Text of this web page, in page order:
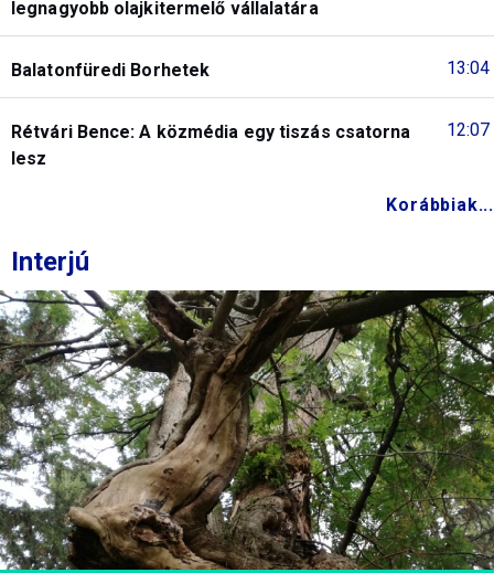
legnagyobb olajkitermelő vállalatára
13:04
Balatonfüredi Borhetek
12:07
Rétvári Bence: A közmédia egy tiszás csatorna
lesz
Korábbiak...
Interjú